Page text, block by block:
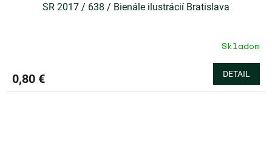
SR 2017 / 638 / Bienále ilustrácií Bratislava
Skladom
0,80 € DETAIL